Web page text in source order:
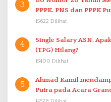
3
PPPK. PNS dan PPPK
15622 Dilihat
4
Single Salary ASN,
(TPG) Hilang?
15400 Dilihat
5
Ahmad Kamil mendampingi Langsung Dike Mandala
Putra pada Acara
Proklamasi Mirip Bung